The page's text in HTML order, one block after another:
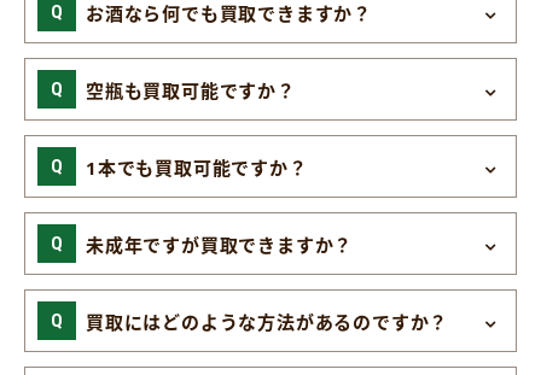
お酒なら何でも買取できますか？
空瓶も買取可能ですか？
1本でも買取可能ですか？
未成年ですが買取できますか？
買取にはどのような方法があるのですか？